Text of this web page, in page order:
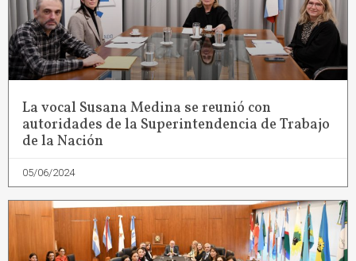
La vocal Susana Medina se reunió con
autoridades de la Superintendencia de Trabajo
de la Nación
05/06/2024